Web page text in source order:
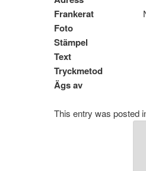
Frankerat
Foto
Stämpel
Text
Tryckmetod
Ägs av
This entry was posted